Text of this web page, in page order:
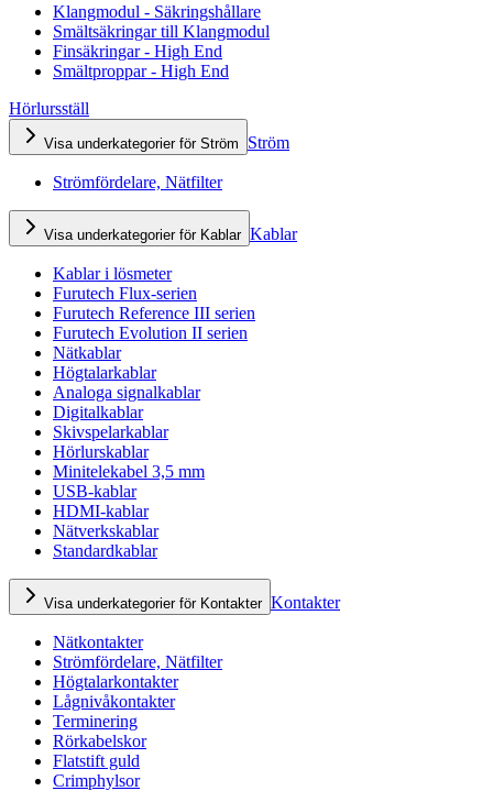
Klangmodul - Säkringshållare
Smältsäkringar till Klangmodul
Finsäkringar - High End
Smältproppar - High End
Hörlursställ
Visa underkategorier för Ström Ström
Strömfördelare, Nätfilter
Visa underkategorier för Kablar Kablar
Kablar i lösmeter
Furutech Flux-serien
Furutech Reference III serien
Furutech Evolution II serien
Nätkablar
Högtalarkablar
Analoga signalkablar
Digitalkablar
Skivspelarkablar
Hörlurskablar
Minitelekabel 3,5 mm
USB-kablar
HDMI-kablar
Nätverkskablar
Standardkablar
Visa underkategorier för Kontakter Kontakter
Nätkontakter
Strömfördelare, Nätfilter
Högtalarkontakter
Lågnivåkontakter
Terminering
Rörkabelskor
Flatstift guld
Crimphylsor